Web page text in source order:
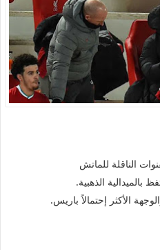
الناقلة للماتش
بالميدالية الذهبية.
الأكثر إحتمالاً باريس.